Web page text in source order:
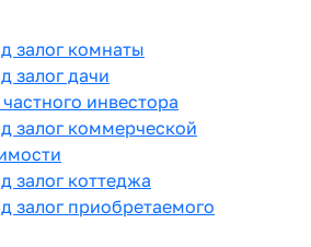
залог комнаты
залог дачи
инвестора
залог коммерческой
залог коттеджа
залог приобретаемого